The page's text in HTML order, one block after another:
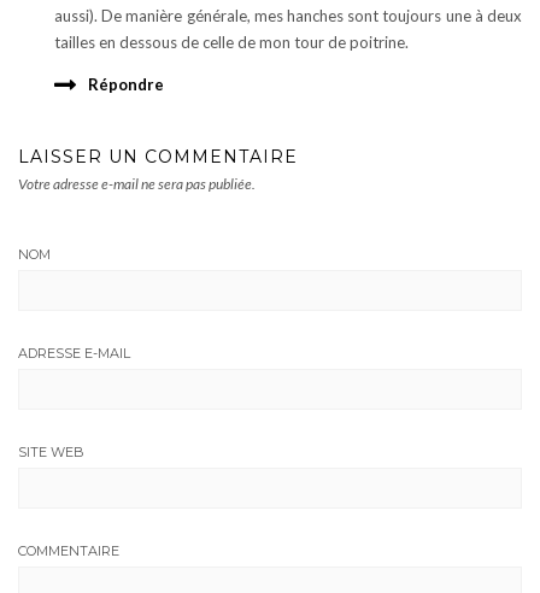
aussi). De manière générale, mes hanches sont toujours une à deux
tailles en dessous de celle de mon tour de poitrine.
Répondre
LAISSER UN COMMENTAIRE
Votre adresse e-mail ne sera pas publiée.
NOM
ADRESSE E-MAIL
SITE WEB
COMMENTAIRE